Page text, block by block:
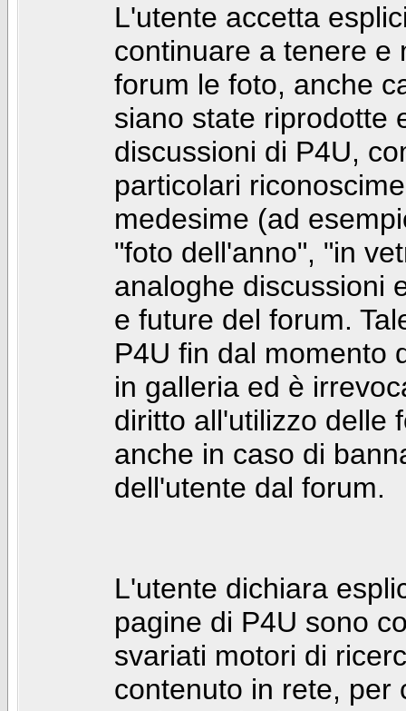
L'utente accetta
continuare a tenere e
forum le foto, anche
siano state riprodotte
discussioni di P4U,
particolari
medesime (ad
"foto dell'anno", "in
analoghe discussioni
e future del forum.
P4U fin dal momento
in galleria ed è
diritto all'utilizzo delle
anche in caso di
dell'utente dal forum.
L'utente dichiara
pagine di P4U sono
svariati motori di
contenuto in rete, per